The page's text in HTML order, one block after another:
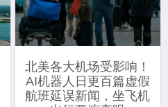
北美各大机场受影响！
AI机器人日更百篇虚假
航班延误新闻，坐飞机